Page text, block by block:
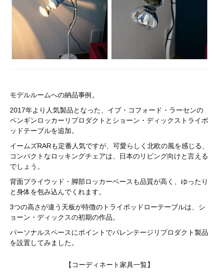
モデルルームへの納品事例。
2017年より人気製品となった、イブ・コフォード・ラーセンの
ペンギンロッカーリプロダクトとショーン・ディックストライポ
ッドテーブルを追加。
イームズRARも定番人気ですが、可愛らしく北欧の風を感じる、
コンパクトなロッキングチェアは、日本のリビング向けと言える
でしょう。
背面プライウッド・脚部ロッカーベースも品質が高く、ゆったり
と身体を包み込んでくれます。
3つの高さが違う天板が特徴のトライポッドローテーブルは、シ
ョーン・ディックスの初期の作品。
パーソナルスペースにポイントでパレンテージリプロダクト製品
を設置してみました。
【コーディネート家具一覧】